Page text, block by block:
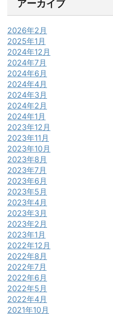
アーカイブ
2026年2月
2025年1月
2024年12月
2024年7月
2024年6月
2024年4月
2024年3月
2024年2月
2024年1月
2023年12月
2023年11月
2023年10月
2023年8月
2023年7月
2023年6月
2023年5月
2023年4月
2023年3月
2023年2月
2023年1月
2022年12月
2022年8月
2022年7月
2022年6月
2022年5月
2022年4月
2021年10月